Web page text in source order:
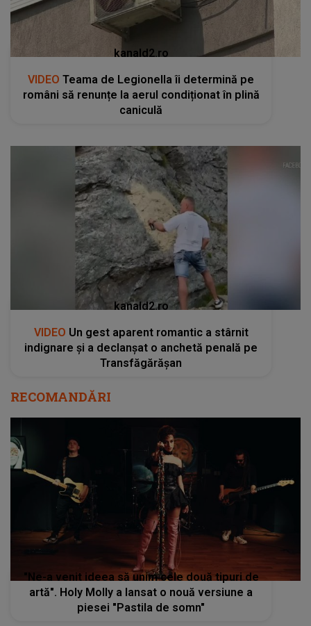
kanald2.ro
VIDEO Teama de Legionella îi determină pe
români să renunțe la aerul condiționat în plină
caniculă
kanald2.ro
VIDEO Un gest aparent romantic a stârnit
indignare și a declanșat o anchetă penală pe
Transfăgărășan
RECOMANDĂRI
"Ne-a venit ideea să unim cele două tipuri de
artă". Holy Molly a lansat o nouă versiune a
piesei "Pastila de somn"